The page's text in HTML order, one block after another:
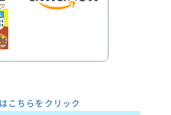
こちらをクリック